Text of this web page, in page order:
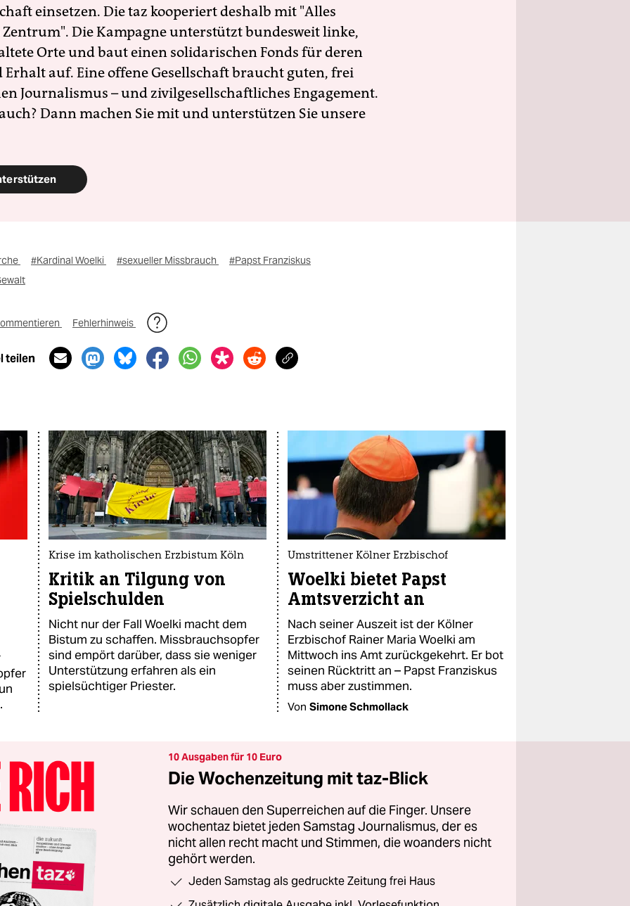
einsetzen. Die taz kooperiert deshalb mit "Alles
Die Kampagne unterstützt bundesweit linke,
Orte und baut einen solidarischen Fonds für deren
Erhalt auf. Eine offene Gesellschaft braucht guten, frei
Journalismus – und zivilgesellschaftliches Engagement.
Dann machen Sie mit und unterstützen Sie unsere
#Kardinal Woelki #sexueller Missbrauch
#Papst Franziskus
Fehlerhinweis
teilen
Krise im katholischen Erzbistum Köln
Kritik an Tilgung von
Spielschulden
Nicht nur der Fall Woelki macht dem
Bistum zu schaffen. Missbrauchsopfer
sind empört darüber, dass sie weniger
Unterstützung erfahren als ein
spielsüchtiger Priester.
Umstrittener Kölner Erzbischof
Woelki bietet Papst
Amtsverzicht an
Nach seiner Auszeit ist der Kölner
Erzbischof Rainer Maria Woelki am
Mittwoch ins Amt zurückgekehrt. Er bot
seinen Rücktritt an – Papst Franziskus
muss aber zustimmen.
Von Simone Schmollack
10 Ausgaben für 10 Euro
Die Wochenzeitung mit taz-Blick
Wir schauen den Superreichen auf die Finger. Unsere
wochentaz bietet jeden Samstag Journalismus, der es
nicht allen recht macht und Stimmen, die woanders nicht
gehört werden.
Jeden Samstag als gedruckte Zeitung frei Haus